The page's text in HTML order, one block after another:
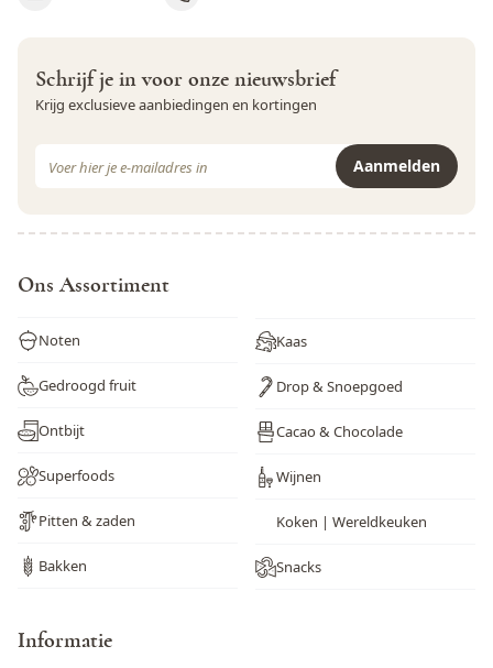
Schrijf je in voor onze nieuwsbrief
Krijg exclusieve aanbiedingen en kortingen
Aanmelden
Ons Assortiment
Noten
Gedroogd fruit
Ontbijt
Superfoods
Pitten & zaden
Bakken
Kaas
Drop & Snoepgoed
Cacao & Chocolade
Wijnen
Koken | Wereldkeuken
Snacks
Informatie